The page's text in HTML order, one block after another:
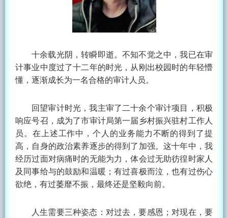
十余载光阴，转瞬即逝。不知不觉之中，我已在审
计事业中度过了十二年的时光，从刚出校园时的年轻懵
懂，逐渐成长为一名合格的审计人员。
回望审计时光，我主审了二十余个审计项目，积极
响应号召，成为了市审计局第一届乡村振兴驻村工作人
员。在上述工作中，个人的业务能力不断的得到了提
高，自身的政治素养逐步的得到了加强。这十年中，我
经历过面对病痛时的无能为力，体会过无助彷徨时家人
及同事给与的鼓励和温暖；有过喜极而泣，也有过伤心
欲绝，有过萎靡不振，最终还是坚毅向前。
人生需要三种姿态：对过去，要感恩；对现在，要